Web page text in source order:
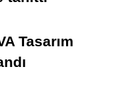
Tasarım